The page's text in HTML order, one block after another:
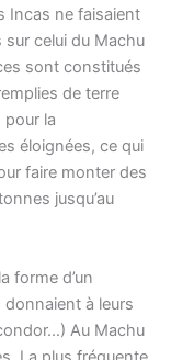
Incas ne faisaient
celui du Machu
sont constitués
de terre
pour la
éloignées, ce qui
faire monter des
jusqu’au
forme d’un
à leurs
Au Machu